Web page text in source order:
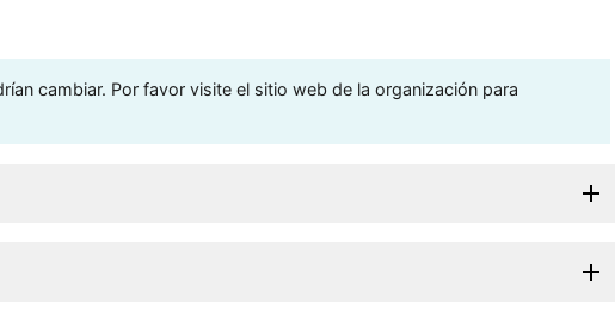
cambiar. Por favor visite el sitio web de la organización para